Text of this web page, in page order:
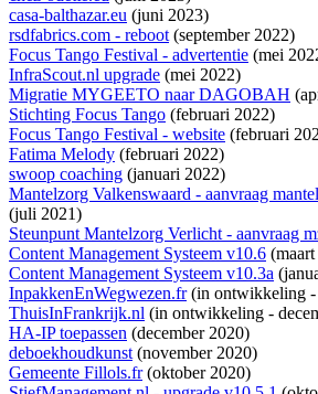
casa-balthazar.eu (juni 2023)
rsdfabrics.com - reboot(september 2022)
Focus Tango Festival - advertentie (mei
InfraScout.nl upgrade (mei 2022)
Migratie MYGEETO naar DAGOBAH
Stichting Focus Tango (februari 2022)
Focus Tango Festival - website (februari
Fatima Melody (februari 2022)
swoop coaching (januari 2022)
Mantelzorg Valkenswaard - aanvraag
(juli 2021)
Steunpunt Mantelzorg Verlicht - aanvraag
Content Management Systeem v10.6
Content Management Systeem v10.3a
InpakkenEnWegwezen.fr(in ontwikkeling
ThuisInFrankrijk.nl (in ontwikkeling -
HA-IP toepassen (december 2020)
deboekhoudkunst(november 2020)
Gemeente Fillols.fr(oktober 2020)